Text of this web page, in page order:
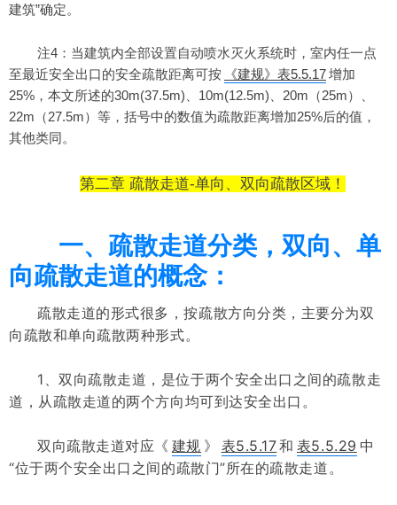
建筑”确定。
注4： 当建筑内全部设置自动喷水灭火系统时，室内任一点
至最近安全出口的安全疏散距离可按
《建规》表5.5.17增加
25% ，本文所述的30m(37.5m)、10m(12.5m)、20m（25m）、
22m（27.5m）等，括号中的数值为疏散距离增加25%后的值，
其他类同。
第二章 疏散走道-单向、双向疏散区域！
一、疏散走道分类，双向、单
向疏散走道的概念：
疏散走道的形式很多，按疏散方向分类，主要分为双
向疏散和单向疏散两种形式。
1、双向疏散走道，是位于两个安全出口之间的疏散走
道，从疏散走道的两个方向均可到达安全出口。
双向疏散走道对应《 建规 》 表5.5.17和 表5.5.29 中
“位于两个安全出口之间的疏散门”所在的疏散走道。